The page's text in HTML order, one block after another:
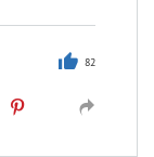
82